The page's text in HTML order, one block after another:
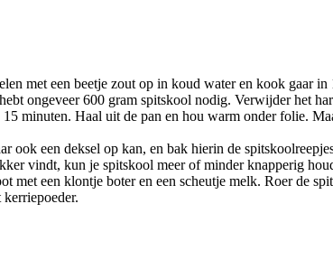
met een beetje zout op in koud water en kook gaar in
ongeveer 600 gram spitskool nodig. Verwijder het
minuten. Haal uit de pan en hou warm onder folie.
ook een deksel op kan, en bak hierin de
vindt, kun je spitskool meer of minder knapperig
met een klontje boter en een scheutje melk. Roer de